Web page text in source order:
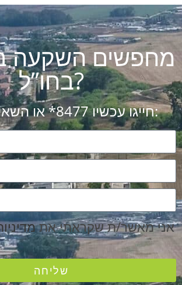
מחפשים השקעה
בחו”ל?
חייגו עכשיו 8477* או השאירו פרטים:
אני מאשר/ת שקראתי את
שליחה